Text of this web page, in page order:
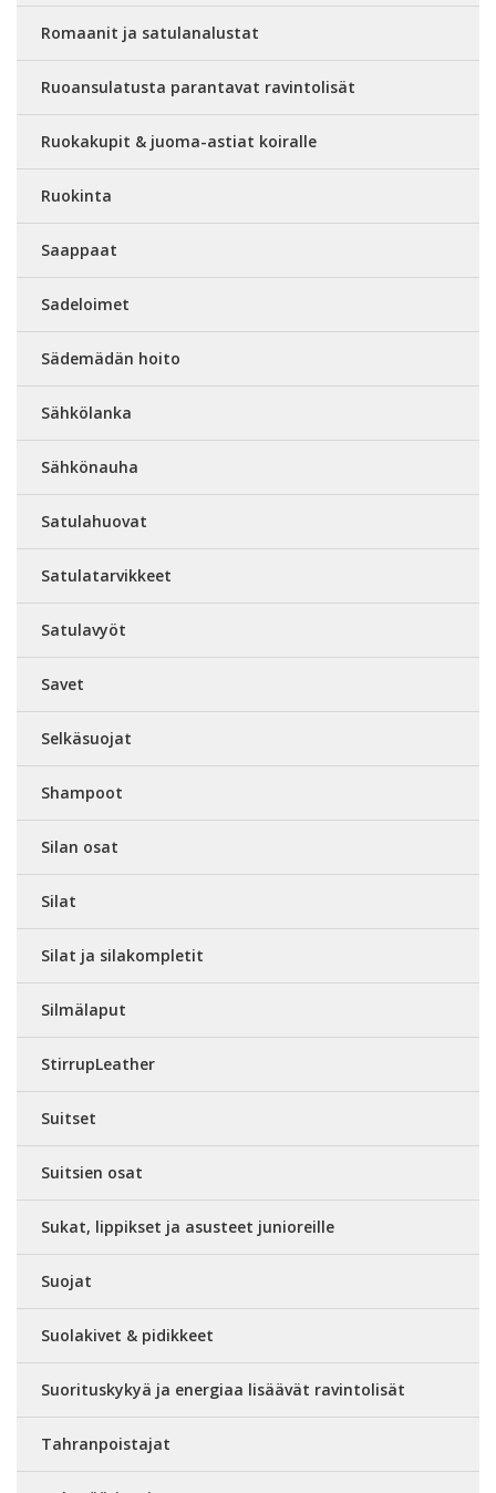
Romaanit ja satulanalustat
Ruoansulatusta parantavat ravintolisät
Ruokakupit & juoma-astiat koiralle
Ruokinta
Saappaat
Sadeloimet
Sädemädän hoito
Sähkölanka
Sähkönauha
Satulahuovat
Satulatarvikkeet
Satulavyöt
Savet
Selkäsuojat
Shampoot
Silan osat
Silat
Silat ja silakompletit
Silmälaput
StirrupLeather
Suitset
Suitsien osat
Sukat, lippikset ja asusteet junioreille
Suojat
Suolakivet & pidikkeet
Suorituskykyä ja energiaa lisäävät ravintolisät
Tahranpoistajat